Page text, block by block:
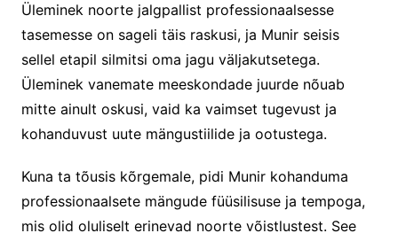
Üleminek noorte jalgpallist professionaalsesse
tasemesse on sageli täis raskusi, ja Munir seisis
sellel etapil silmitsi oma jagu väljakutsetega.
Üleminek vanemate meeskondade juurde nõuab
mitte ainult oskusi, vaid ka vaimset tugevust ja
kohanduvust uute mängustiilide ja ootustega.
Kuna ta tõusis kõrgemale, pidi Munir kohanduma
professionaalsete mängude füüsilisuse ja tempoga,
mis olid oluliselt erinevad noorte võistlustest. See